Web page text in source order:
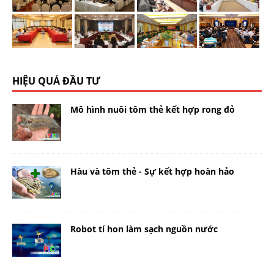
HIỆU QUẢ ĐẦU TƯ
Mô hình nuôi tôm thẻ kết hợp rong đỏ
Hàu và tôm thẻ - Sự kết hợp hoàn hảo
Robot tí hon làm sạch nguồn nước